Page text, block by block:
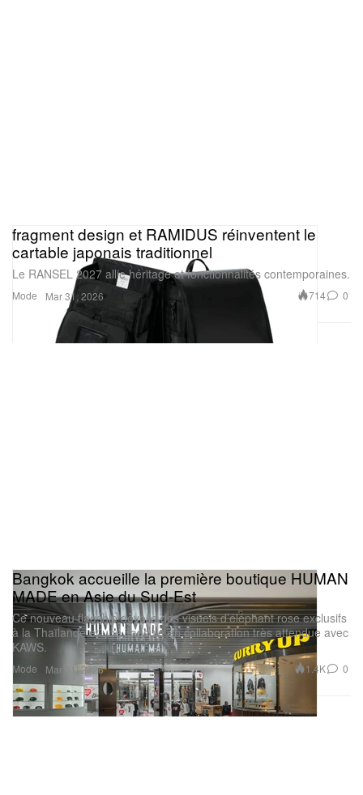
Mode
fragment design et RAMIDUS réinventent le
cartable japonais traditionnel
Le RANSEL 2027 allie héritage et fonctionnalités contemporaines.
Mar 31, 2026 714 0
Mode
Bangkok accueille la première boutique HUMAN
MADE en Asie du Sud‑Est
Ce nouveau flagship dévoile des visuels d’éléphant rose exclusifs
à la Thaïlande et une capsule en collaboration très attendue avec
KAWS.
Mar 31, 2026 1.4K 0